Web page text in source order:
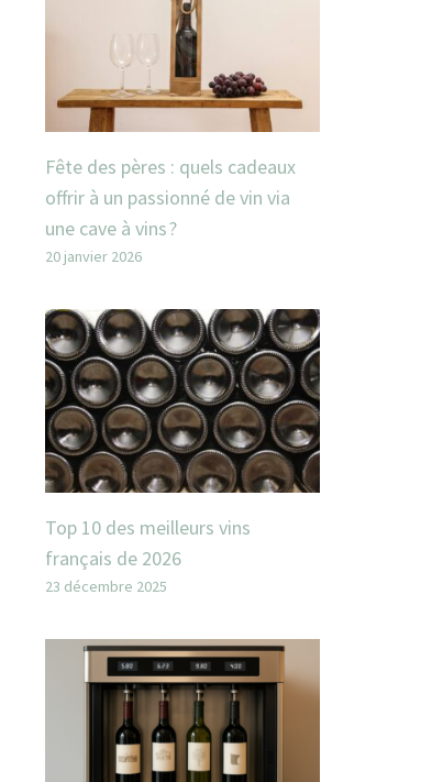
Fête des pères : quels cadeaux
offrir à un passionné de vin via
une cave à vins ?
20 janvier 2026
Top 10 des meilleurs vins
français de 2026
23 décembre 2025